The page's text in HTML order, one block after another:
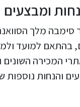
ומבצעים
מלך
שקלים, בהתאם למועד
המכירה השונים
והנחות נוספות